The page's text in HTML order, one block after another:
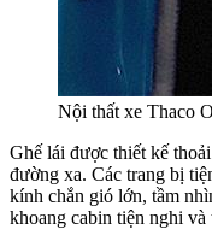
Nội thất xe Thaco
Ghế lái được thiết kế
đường xa. Các trang bị
kính chắn gió lớn, tầm
khoang cabin tiện nghi và